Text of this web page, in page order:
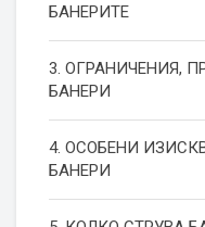
БАНЕРИТЕ
3. ОГРАНИЧЕНИЯ,
БАНЕРИ
4. ОСОБЕНИ
БАНЕРИ